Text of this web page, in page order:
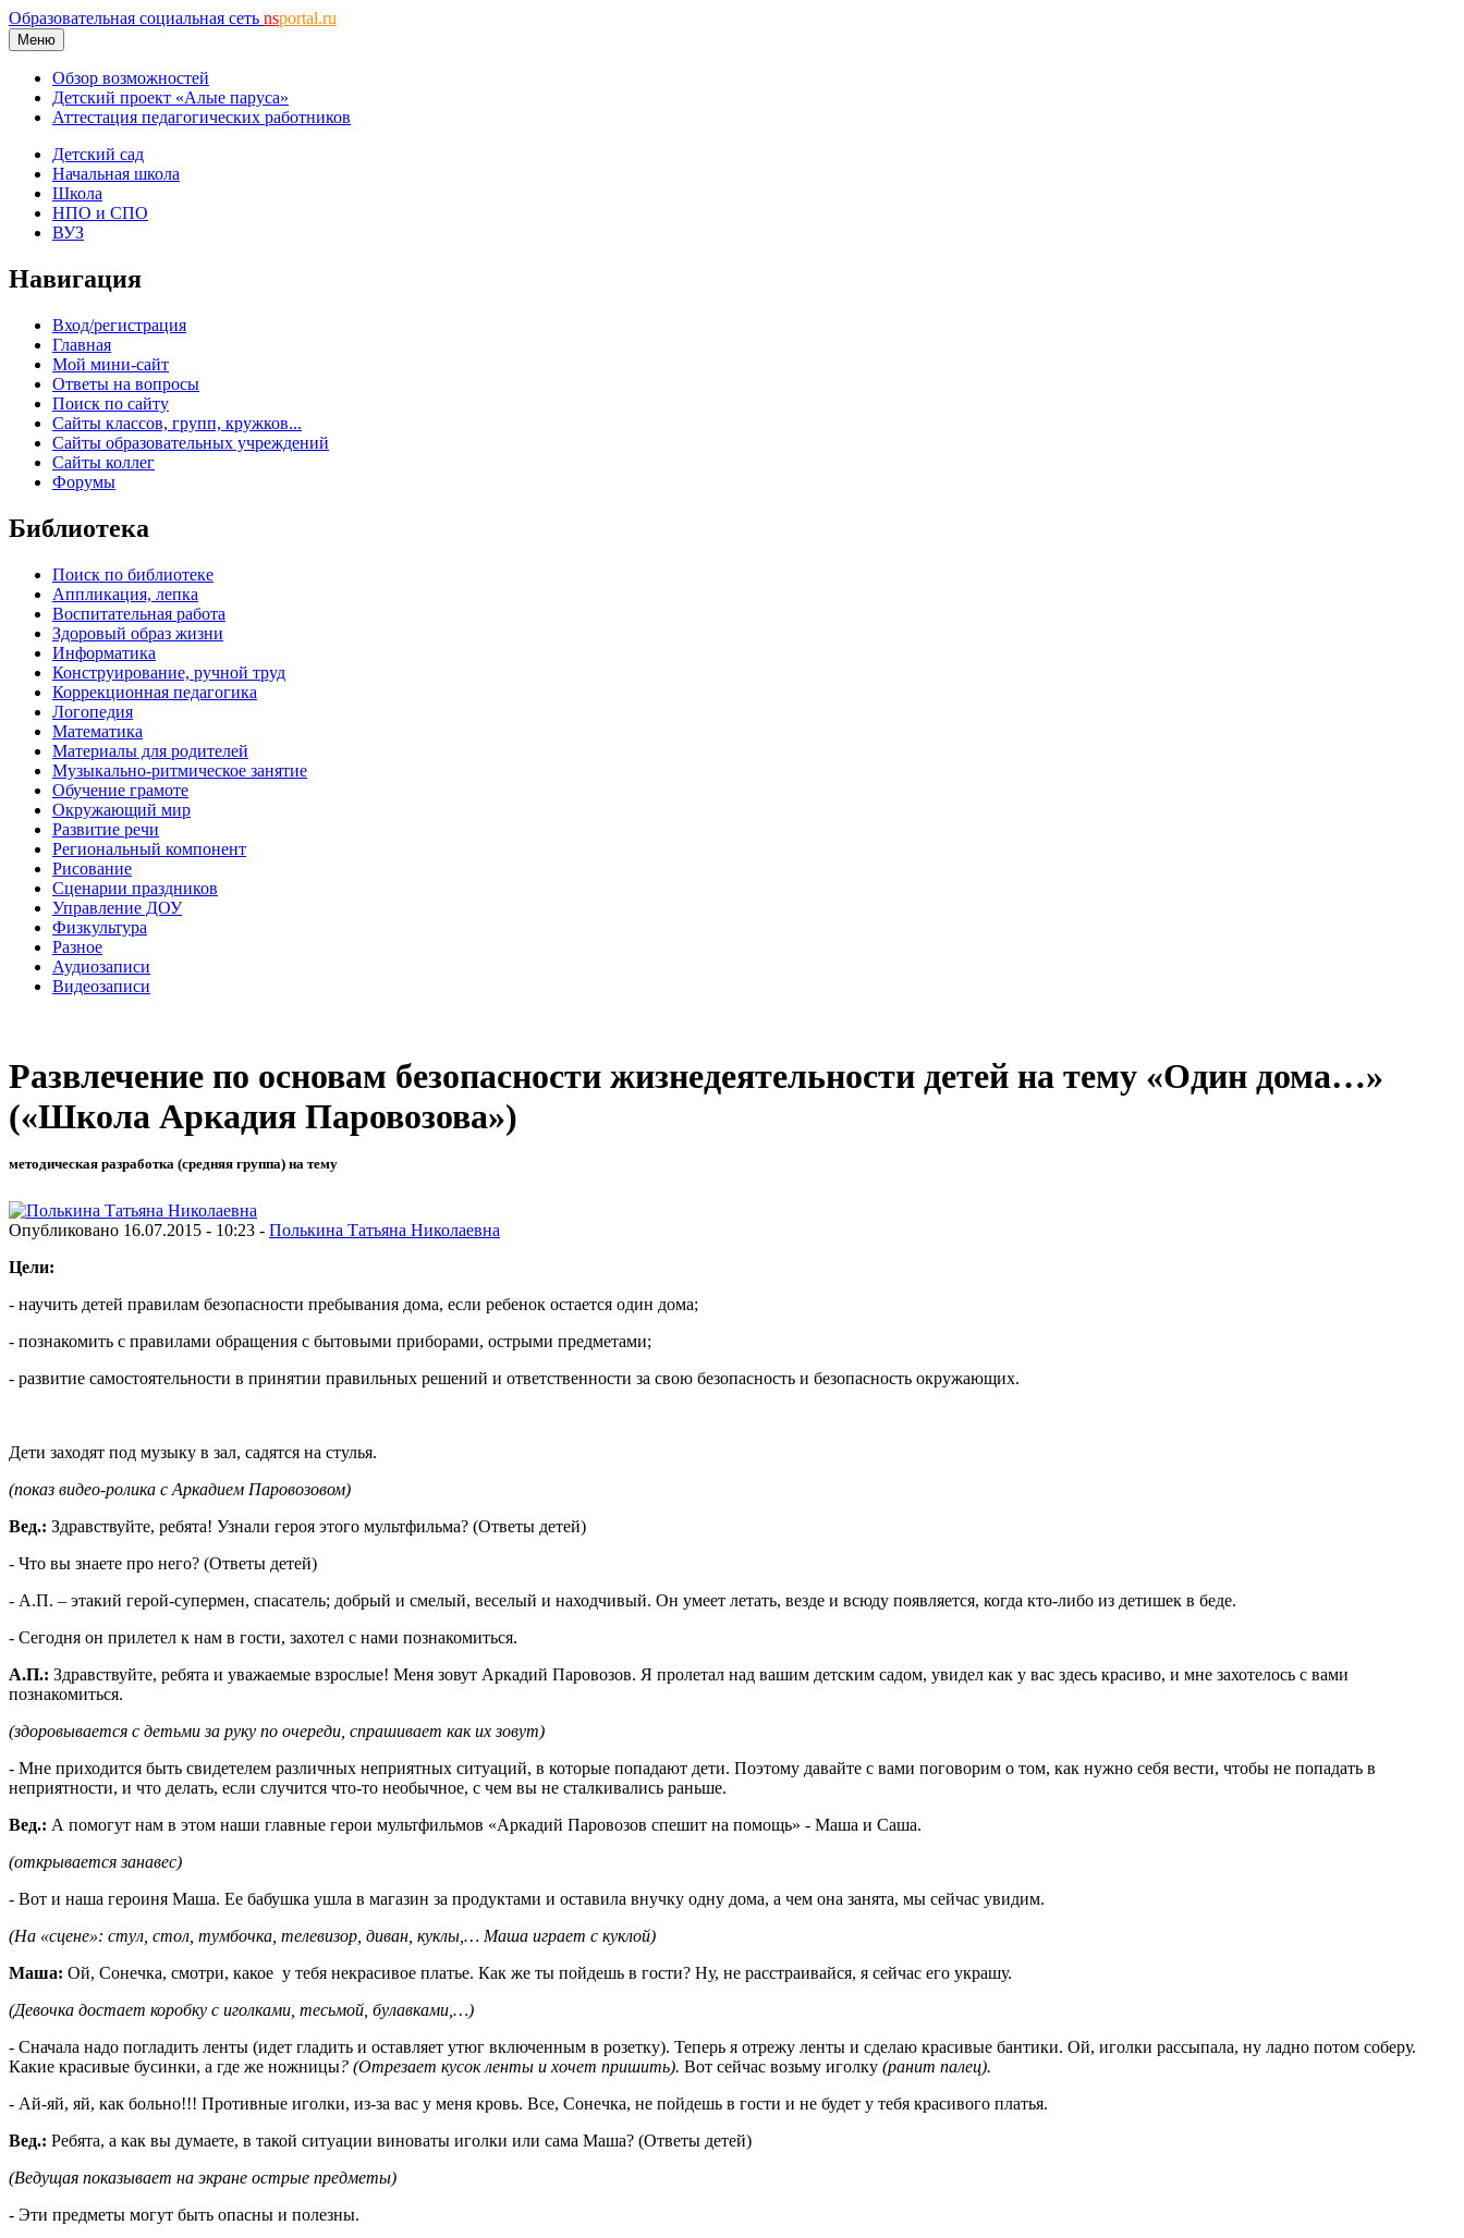
Образовательная социальная сеть nsportal.ru
Меню
Обзор возможностей
Детский проект «Алые паруса»
Аттестация педагогических работников
Детский сад
Начальная школа
Школа
НПО и СПО
ВУЗ
Навигация
Вход/регистрация
Главная
Мой мини-сайт
Ответы на вопросы
Поиск по сайту
Сайты классов, групп, кружков...
Сайты образовательных учреждений
Сайты коллег
Форумы
Библиотека
Поиск по библиотеке
Аппликация, лепка
Воспитательная работа
Здоровый образ жизни
Информатика
Конструирование, ручной труд
Коррекционная педагогика
Логопедия
Математика
Материалы для родителей
Музыкально-ритмическое занятие
Обучение грамоте
Окружающий мир
Развитие речи
Региональный компонент
Рисование
Сценарии праздников
Управление ДОУ
Физкультура
Разное
Аудиозаписи
Видеозаписи
Развлечение по основам безопасности жизнедеятельности детей на тему «Один дома…»
(«Школа Аркадия Паровозова»)
методическая разработка (средняя группа) на тему
Опубликовано 16.07.2015 - 10:23 - Полькина Татьяна Николаевна
Цели:
- научить детей правилам безопасности пребывания дома, если ребенок остается один дома;
- познакомить с правилами обращения с бытовыми приборами, острыми предметами;
- развитие самостоятельности в принятии правильных решений и ответственности за свою безопасность и безопасность окружающих.
Дети заходят под музыку в зал, садятся на стулья.
(показ видео-ролика с Аркадием Паровозовом)
Вед.: Здравствуйте, ребята! Узнали героя этого мультфильма? (Ответы детей)
- Что вы знаете про него? (Ответы детей)
- А.П. – этакий герой-супермен, спасатель; добрый и смелый, веселый и находчивый. Он умеет летать, везде и всюду появляется, когда кто-либо из детишек в беде.
- Сегодня он прилетел к нам в гости, захотел с нами познакомиться.
А.П.: Здравствуйте, ребята и уважаемые взрослые! Меня зовут Аркадий Паровозов. Я пролетал над вашим детским садом, увидел как у вас здесь красиво, и мне захотелось с вами
познакомиться.
(здоровывается с детьми за руку по очереди, спрашивает как их зовут)
- Мне приходится быть свидетелем различных неприятных ситуаций, в которые попадают дети. Поэтому давайте с вами поговорим о том, как нужно себя вести, чтобы не попадать в
неприятности, и что делать, если случится что-то необычное, с чем вы не сталкивались раньше.
Вед.: А помогут нам в этом наши главные герои мультфильмов «Аркадий Паровозов спешит на помощь» - Маша и Саша.
(открывается занавес)
- Вот и наша героиня Маша. Ее бабушка ушла в магазин за продуктами и оставила внучку одну дома, а чем она занята, мы сейчас увидим.
(На «сцене»: стул, стол, тумбочка, телевизор, диван, куклы,… Маша играет с куклой)
Маша: Ой, Сонечка, смотри, какое у тебя некрасивое платье. Как же ты пойдешь в гости? Ну, не расстраивайся, я сейчас его украшу.
(Девочка достает коробку с иголками, тесьмой, булавками,…)
- Сначала надо погладить ленты (идет гладить и оставляет утюг включенным в розетку). Теперь я отрежу ленты и сделаю красивые бантики. Ой, иголки рассыпала, ну ладно потом соберу.
Какие красивые бусинки, а где же ножницы? (Отрезает кусок ленты и хочет пришить). Вот сейчас возьму иголку (ранит палец).
- Ай-яй, яй, как больно!!! Противные иголки, из-за вас у меня кровь. Все, Сонечка, не пойдешь в гости и не будет у тебя красивого платья.
Вед.: Ребята, а как вы думаете, в такой ситуации виноваты иголки или сама Маша? (Ответы детей)
(Ведущая показывает на экране острые предметы)
- Эти предметы могут быть опасны и полезны.